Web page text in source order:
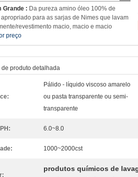
Grande : Da pureza amino óleo 100% de
para as sarjas de Nimes que lavam
revestimento macio, macio e macio
preço
de produto detalhada
Pálido - líquido viscoso amarelo
ou pasta transparente ou semi-
transparente
6.0~8.0
1000~2000cst
produtos químicos de